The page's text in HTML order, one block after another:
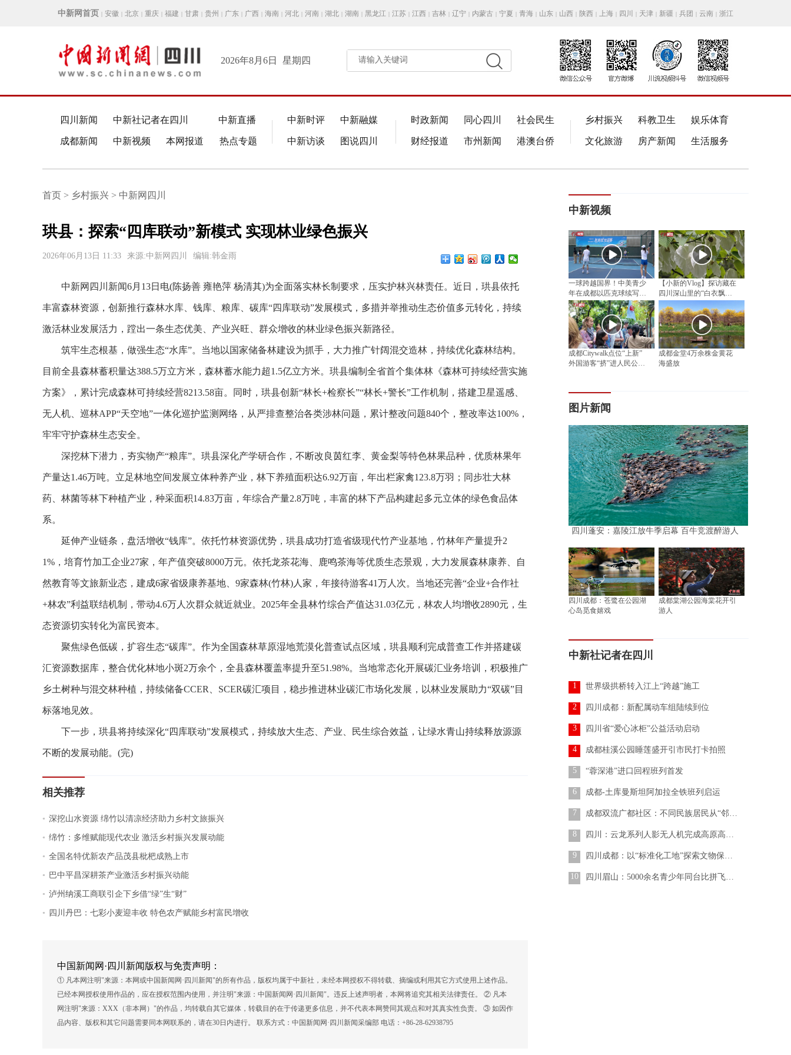
中新网首页 | 安徽 | 北京 | 重庆 | 福建 | 甘肃 | 贵州 | 广东 | 广西 | 海南 | 河北 | 河南 | 湖北 | 湖南 | 黑龙江 | 江苏 | 江西 | 吉林 | 辽宁 | 内蒙古 | 宁夏 | 青海 | 山东 | 山西 | 陕西 | 上海 | 四川 | 天津 | 新疆 | 兵团 | 云南 | 浙江
2026年8月6日 星期四 请输入关键词
四川新闻 中新社记者在四川 中新直播
成都新闻 中新视频 本网报道 热点专题
中新时评 中新融媒
中新访谈 图说四川
时政新闻 同心四川 社会民生
财经报道 市州新闻 港澳台侨
乡村振兴 科教卫生 娱乐体育
文化旅游 房产新闻 生活服务
首页 > 乡村振兴 > 中新网四川
珙县：探索“四库联动”新模式 实现林业绿色振兴
2026年06月13日 11:33 来源:中新网四川 编辑:韩金雨
中新网四川新闻6月13日电(陈扬善 雍艳萍 杨清其)为全面落实林长制要求，压实护林兴林责任。近日，珙县依托
丰富森林资源，创新推行森林水库、钱库、粮库、碳库“四库联动”发展模式，多措并举推动生态价值多元转化，持续
激活林业发展活力，蹚出一条生态优美、产业兴旺、群众增收的林业绿色振兴新路径。
筑牢生态根基，做强生态“水库”。当地以国家储备林建设为抓手，大力推广针阔混交造林，持续优化森林结构。
目前全县森林蓄积量达388.5万立方米，森林蓄水能力超1.5亿立方米。珙县编制全省首个集体林《森林可持续经营实施
方案》，累计完成森林可持续经营8213.58亩。同时，珙县创新“林长+检察长”“林长+警长”工作机制，搭建卫星遥感、
无人机、巡林APP“天空地”一体化巡护监测网络，从严排查整治各类涉林问题，累计整改问题840个，整改率达100%，
牢牢守护森林生态安全。
深挖林下潜力，夯实物产“粮库”。珙县深化产学研合作，不断改良茵红李、黄金梨等特色林果品种，优质林果年
产量达1.46万吨。立足林地空间发展立体种养产业，林下养殖面积达6.92万亩，年出栏家禽123.8万羽；同步壮大林
药、林菌等林下种植产业，种采面积14.83万亩，年综合产量2.8万吨，丰富的林下产品构建起多元立体的绿色食品体
系。
延伸产业链条，盘活增收“钱库”。依托竹林资源优势，珙县成功打造省级现代竹产业基地，竹林年产量提升2
1%，培育竹加工企业27家，年产值突破8000万元。依托龙茶花海、鹿鸣茶海等优质生态景观，大力发展森林康养、自
然教育等文旅新业态，建成6家省级康养基地、9家森林(竹林)人家，年接待游客41万人次。当地还完善“企业+合作社
+林农”利益联结机制，带动4.6万人次群众就近就业。2025年全县林竹综合产值达31.03亿元，林农人均增收2890元，生
态资源切实转化为富民资本。
聚焦绿色低碳，扩容生态“碳库”。作为全国森林草原湿地荒漠化普查试点区域，珙县顺利完成普查工作并搭建碳
汇资源数据库，整合优化林地小斑2万余个，全县森林覆盖率提升至51.98%。当地常态化开展碳汇业务培训，积极推广
乡土树种与混交林种植，持续储备CCER、SCER碳汇项目，稳步推进林业碳汇市场化发展，以林业发展助力“双碳”目
标落地见效。
下一步，珙县将持续深化“四库联动”发展模式，持续放大生态、产业、民生综合效益，让绿水青山持续释放源源
不断的发展动能。(完)
相关推荐
. 深挖山水资源 绵竹以清凉经济助力乡村文旅振兴
. 绵竹：多维赋能现代农业 激活乡村振兴发展动能
. 全国名特优新农产品茂县枇杷成熟上市
. 巴中平昌深耕茶产业激活乡村振兴动能
. 泸州纳溪工商联引企下乡借“绿”生“财”
. 四川丹巴：七彩小麦迎丰收 特色农产赋能乡村富民增收
中国新闻网·四川新闻版权与免责声明：
① 凡本网注明"来源：本网或中国新闻网·四川新闻"的所有作品，版权均属于中新社，未经本网授权不得转载、摘编或利用其它方式使用上述作品。
已经本网授权使用作品的，应在授权范围内使用，并注明"来源：中国新闻网·四川新闻"。违反上述声明者，本网将追究其相关法律责任。 ② 凡本
网注明"来源：XXX（非本网）"的作品，均转载自其它媒体，转载目的在于传递更多信息，并不代表本网赞同其观点和对其真实性负责。 ③ 如因作
品内容、版权和其它问题需要同本网联系的，请在30日内进行。 联系方式：中国新闻网·四川新闻采编部 电话：+86-28-62938795
中新视频
一球跨越国界！中美青少
年在成都以匹克球续写民
间友好
【小新的Vlog】探访藏在
四川深山里的“白衣飘飘”
成都Citywalk点位“上新”
外国游客“挤”进人民公园
成都金堂4万余株金黄花
海盛放
图片新闻
四川蓬安：嘉陵江放牛季启幕 百牛竞渡醉游人
四川成都：苍鹭在公园湖
心岛觅食嬉戏
成都棠湖公园海棠花开引
游人
中新社记者在四川
1 世界级拱桥转入江上“跨越”施工
2 四川成都：新配属动车组陆续到位
3 四川省“爱心冰柜”公益活动启动
4 成都桂溪公园睡莲盛开引市民打卡拍照
5 “蓉深港”进口回程班列首发
6 成都-土库曼斯坦阿加拉全铁班列启运
7 成都双流广都社区：不同民族居民从“邻居”变成“一家人”
8 四川：云龙系列人影无人机完成高原高海拔作业试验
9 四川成都：以“标准化工地”探索文物保护工程管理新模式
10 四川眉山：5000余名青少年同台比拼飞行技艺